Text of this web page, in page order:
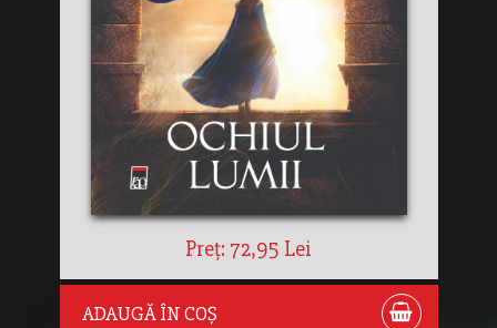
Preț: 72,95 Lei
ADAUGĂ ÎN COȘ